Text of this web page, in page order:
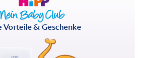
Vorteile & Geschenke